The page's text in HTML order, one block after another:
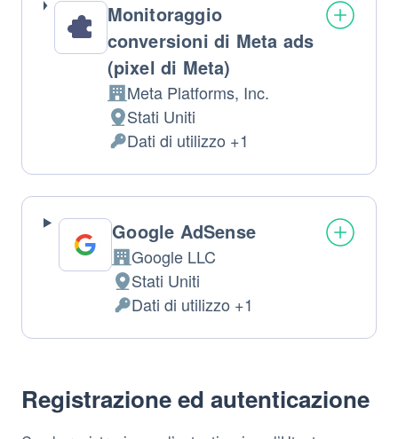
Monitoraggio
conversioni di Meta ads
(pixel di Meta)
Azienda:
Meta Platforms, Inc.
Luogo
del
trattamento:
Stati Uniti
Dati
Personali
trattati:
Dati di utilizzo +1
Google AdSense
Azienda:
Google LLC
Luogo
del
trattamento:
Stati Uniti
Dati
Personali
Dati di utilizzo +1
Registrazione ed autenticazione